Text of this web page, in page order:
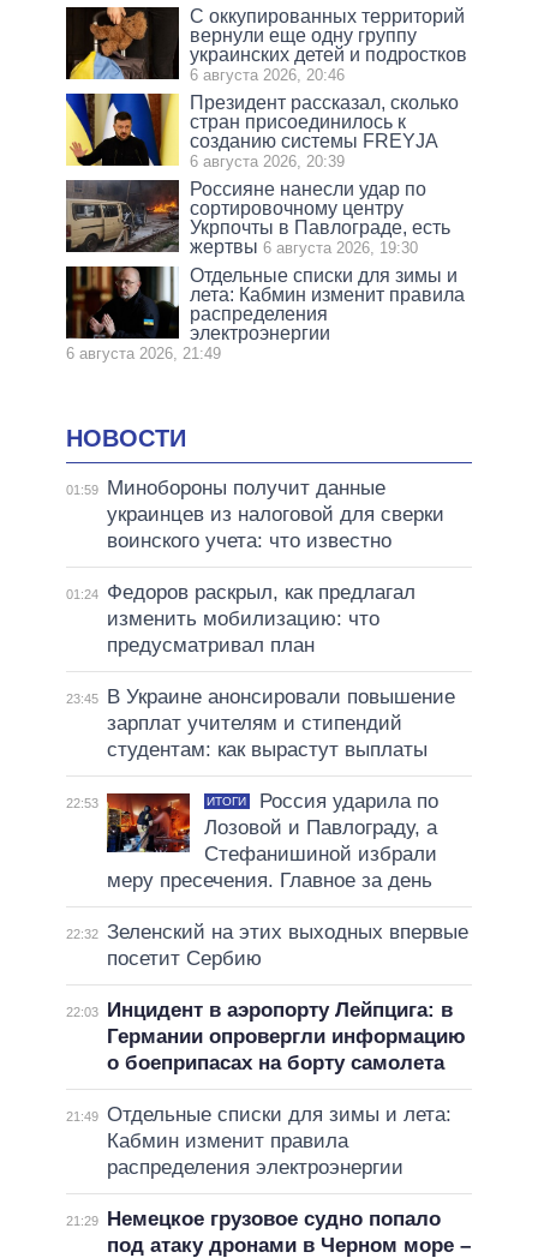
С оккупированных территорий
вернули еще одну группу
украинских детей и подростков
6 августа 2026, 20:46
Президент рассказал, сколько
стран присоединилось к
созданию системы FREYJA
6 августа 2026, 20:39
Россияне нанесли удар по
сортировочному центру
Укрпочты в Павлограде, есть
жертвы 6 августа 2026, 19:30
Отдельные списки для зимы и
лета: Кабмин изменит правила
распределения
электроэнергии
6 августа 2026, 21:49
НОВОСТИ
01:59
Минобороны получит данные
украинцев из налоговой для сверки
воинского учета: что известно
01:24
Федоров раскрыл, как предлагал
изменить мобилизацию: что
предусматривал план
23:45
В Украине анонсировали повышение
зарплат учителям и стипендий
студентам: как вырастут выплаты
22:53 ИТОГИ
Россия ударила по
Лозовой и Павлограду, а
Стефанишиной избрали
меру пресечения. Главное за день
22:32 Зеленский на этих выходных впервые
посетит Сербию
22:03
Инцидент в аэропорту Лейпцига: в
Германии опровергли информацию
о боеприпасах на борту самолета
21:49 Отдельные списки для зимы и лета:
Кабмин изменит правила
распределения электроэнергии
21:29
Немецкое грузовое судно попало
под атаку дронами в Черном море –